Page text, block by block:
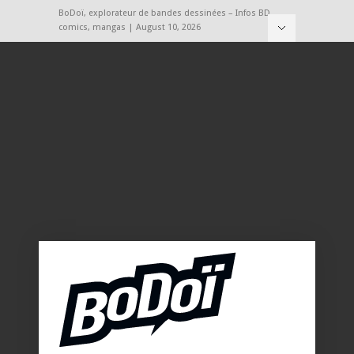
BoDoï, explorateur de bandes dessinées – Infos BD,
comics, mangas | August 10, 2026